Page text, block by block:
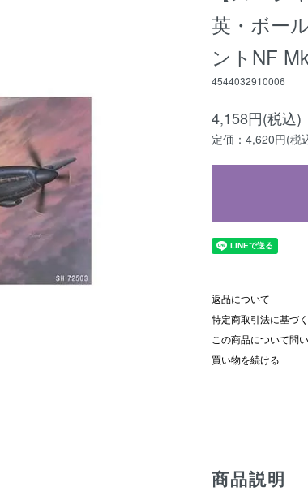
英・ボー
ントNF
4544032910006
4,158円(税込)
定価：4,620円(税
返品について
特定商取引法に基づ
この商品について問
買い物を続ける
商品説明